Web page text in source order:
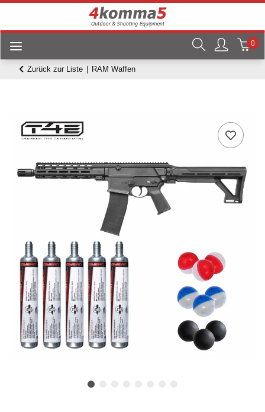
0
Zurück zur Liste RAM Waffen